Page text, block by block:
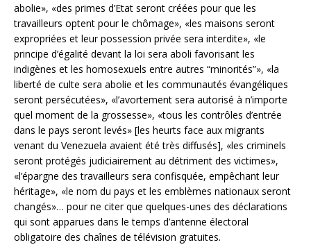
abolie», «des primes d’Etat seront créées pour que les
travailleurs optent pour le chômage», «les maisons seront
expropriées et leur possession privée sera interdite», «le
principe d’égalité devant la loi sera aboli favorisant les
indigènes et les homosexuels entre autres “minorités”», «la
liberté de culte sera abolie et les communautés évangéliques
seront persécutées», «l’avortement sera autorisé à n’importe
quel moment de la grossesse», «tous les contrôles d’entrée
dans le pays seront levés» [les heurts face aux migrants
venant du Venezuela avaient été très diffusés], «les criminels
seront protégés judiciairement au détriment des victimes»,
«l’épargne des travailleurs sera confisquée, empêchant leur
héritage», «le nom du pays et les emblèmes nationaux seront
changés»… pour ne citer que quelques-unes des déclarations
qui sont apparues dans le temps d’antenne électoral
obligatoire des chaînes de télévision gratuites.